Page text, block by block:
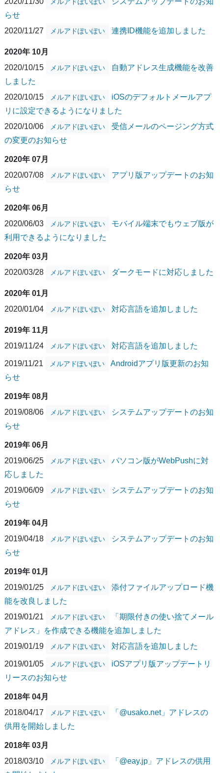
らせ
2020/11/27
メルアドぽいぽい 連携ID機能を追加しました
2020年 10月
2020/10/15
メルアドぽいぽい
自動アドレス生成機能を改善
しました
2020/10/15
メルアドぽいぽい
iOSのデフォルトメールアプ
リに設定できるようになりました
2020/10/06
メルアドぽいぽい
受信メールのページング方式
の変更のお知らせ
2020年 07月
2020/07/08
メルアドぽいぽい
アプリ版アップデートのお知
らせ
2020年 06月
2020/06/03
メルアドぽいぽい
モバイル端末でもウェブ版が
利用できるようになりました
2020年 03月
2020/03/28
メルアドぽいぽい ダークモードに対応しました
2020年 01月
2020/01/04
メルアドぽいぽい 対応言語を追加しました
2019年 11月
2019/11/24
メルアドぽいぽい 対応言語を追加しました
2019/11/21 メルアドぽいぽい
Androidアプリ版更新のお知
らせ
2019年 08月
2019/08/06
メルアドぽいぽい
システムアップデートのお知
らせ
2019年 06月
2019/06/25
メルアドぽいぽい
パソコン版がWebPushに対
応しました
2019/06/09
メルアドぽいぽい
システムアップデートのお知
らせ
2019年 04月
2019/04/18
メルアドぽいぽい
システムアップデートのお知
らせ
2019年 01月
2019/01/25
メルアドぽいぽい
添付ファイルアップロード機
能を改良しました
2019/01/21
メルアドぽいぽい
「期限付きの使い捨てメール
アドレス」を作成できる機能を追加しました
2019/01/19
メルアドぽいぽい 対応言語を追加しました
2019/01/05 メルアドぽいぽい
iOSアプリ版アップデートリ
リースのお知らせ
2018年 04月
2018/04/17
メルアドぽいぽい
「@usako.net」アドレスの
供用を開始しました
2018年 03月
2018/03/10
メルアドぽいぽい
「@eay.jp」アドレスの供用